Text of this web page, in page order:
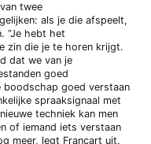
twee
als je die afspeelt,
“Je hebt het
zin die je te horen krijgt.
dat we van je
goed
boodschap goed verstaan
spraaksignaal met
techniek kan men
of iemand iets verstaan
meer, legt Francart uit.